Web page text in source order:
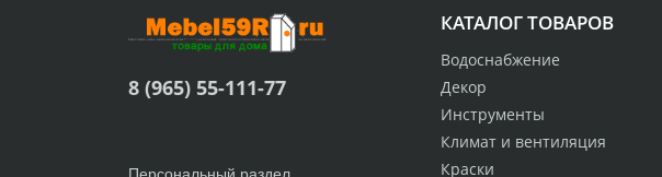
КАТАЛОГ ТОВАРОВ
Водоснабжение
Декор
Инструменты
Климат и вентиляция
Краски
8 (965) 55-111-77